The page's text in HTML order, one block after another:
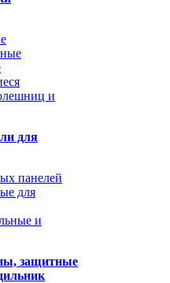
и
для
панелей
для
и
защитные